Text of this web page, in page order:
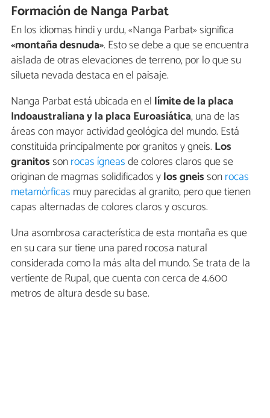
Formación de Nanga Parbat
En los idiomas hindi y urdu, «Nanga Parbat» significa
«montaña desnuda». Esto se debe a que se encuentra
aislada de otras elevaciones de terreno, por lo que su
silueta nevada destaca en el paisaje.
Nanga Parbat está ubicada en el límite de la placa
Indoaustraliana y la placa Euroasiática, una de las
áreas con mayor actividad geológica del mundo. Está
constituida principalmente por granitos y gneis. Los
granitossonrocas ígneasde colores claros que se
originan de magmas solidificados ylos gneissonrocas
metamórficas muy parecidas al granito, pero que tienen
capas alternadas de colores claros y oscuros.
Una asombrosa característica de esta montaña es que
en su cara sur tiene una pared rocosa natural
considerada como la más alta del mundo. Se trata de la
vertiente de Rupal, que cuenta con cerca de 4.600
metros de altura desde su base.